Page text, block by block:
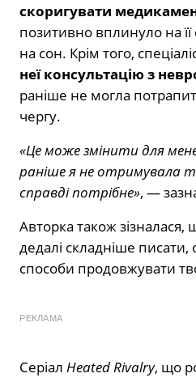
скоригувати
позитивно вплинуло на
на сон. Крім того,
неї консультацію з
раніше не могла
чергу.
«Це може змінити для
раніше я не отримувала
справді потрібне», —
Авторка також зізналася,
дедалі складніше
способи продовжувати
РЕКЛАМА
Серіал Heated Rivalry, що